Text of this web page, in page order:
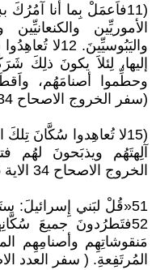
(11فاَعمَلْ بِما أنا
الأموريِّين
واليَبُوسيِّينَ.
وحطِّموا أصنامَهُم،
(سفر الخروج الاصحاح 34 الايات من11الى 13)
(15لا تُعاهِدوا سُكَّانَ
آلِهتَهُم ويذبَحونَ لهُم
الخروج الاصحاح 34 الاية 15 )
51«قُلْ لبَني إِسرائيلَ:
52فتَطرُدونَ جميعَ
مَنقوشاتِهِم وأصنامِهِم
المُرتَفِعةِ. ( سفر العدد الاصحاح 33